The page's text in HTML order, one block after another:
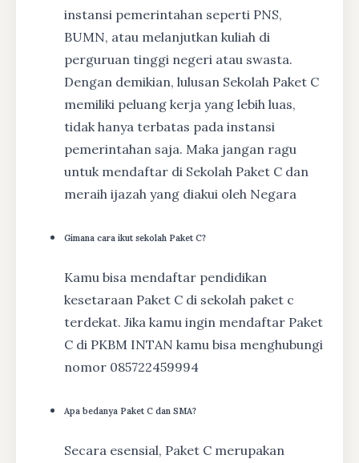
instansi pemerintahan seperti PNS,
BUMN, atau melanjutkan kuliah di
perguruan tinggi negeri atau swasta.
Dengan demikian, lulusan Sekolah Paket C
memiliki peluang kerja yang lebih luas,
tidak hanya terbatas pada instansi
pemerintahan saja. Maka jangan ragu
untuk mendaftar di Sekolah Paket C dan
meraih ijazah yang diakui oleh Negara
Gimana cara ikut sekolah Paket C?
Kamu bisa mendaftar pendidikan
kesetaraan Paket C di sekolah paket c
terdekat. Jika kamu ingin mendaftar Paket
C di PKBM INTAN kamu bisa menghubungi
nomor 085722459994
Apa bedanya Paket C dan SMA?
Secara esensial, Paket C merupakan